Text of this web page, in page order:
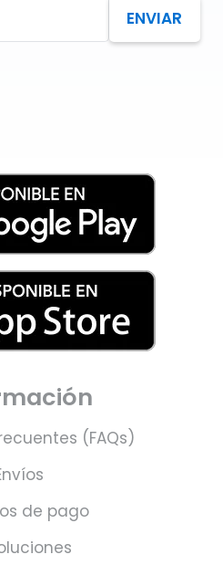
ENVIAR
(FAQs)
de pago